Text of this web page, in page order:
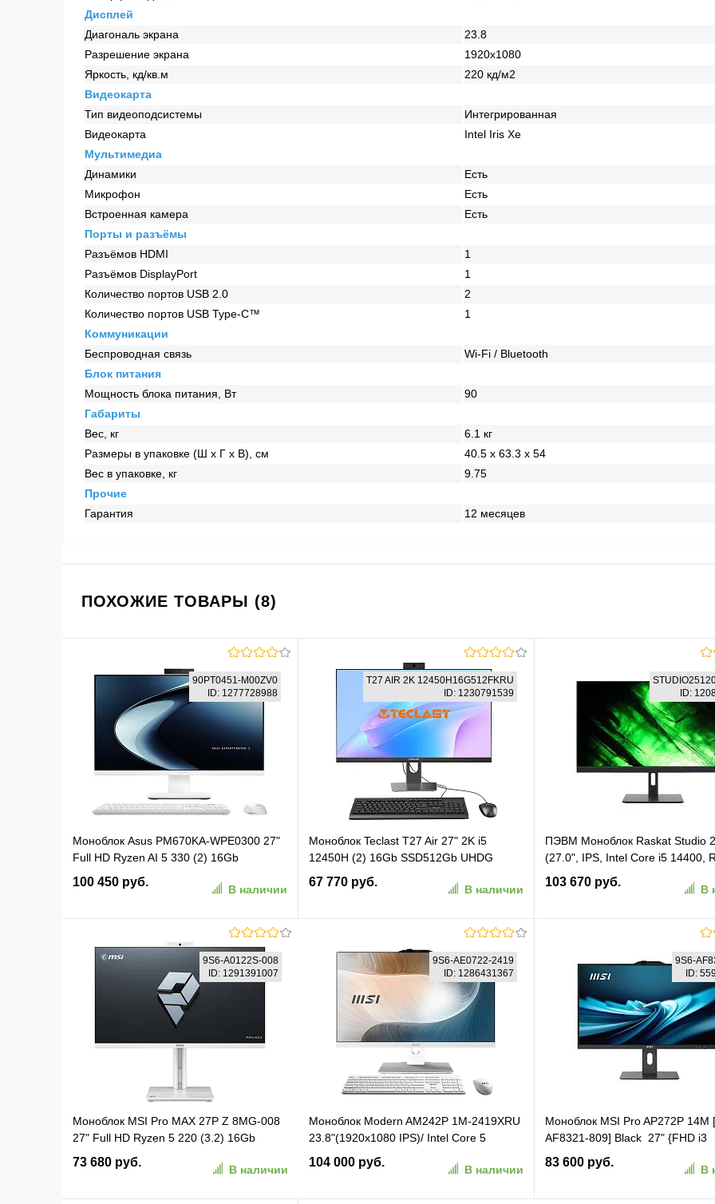
Дисплей
Диагональ экрана
23.8
Разрешение экрана
1920х1080
Яркость, кд/кв.м
220 кд/м2
Видеокарта
Тип видеоподсистемы
Интегрированная
Видеокарта
Intel Iris Xe
Мультимедиа
Динамики
Есть
Микрофон
Есть
Встроенная камера
Есть
Порты и разъёмы
Разъёмов HDMI
1
Разъёмов DisplayPort
1
Количество портов USB 2.0
2
Количество портов USB Type-C™
1
Коммуникации
Беспроводная связь
Wi-Fi / Bluetooth
Блок питания
Мощность блока питания, Вт
90
Габариты
Вес, кг
6.1 кг
Размеры в упаковке (Ш x Г x В), см
40.5 x 63.3 x 54
Вес в упаковке, кг
9.75
Прочие
Гарантия
12 месяцев
ПОХОЖИЕ ТОВАРЫ (8)
90PT0451-M00ZV0
ID: 1277728988
Моноблок Asus PM670KA-WPE0300 27"
Full HD Ryzen AI 5 330 (2) 16Gb
SSD512Gb RGr без ОС GbitEth WiFi BT
120W клавиатура мышь Cam белый
100 450 руб.
В наличии
В корзину
T27 AIR 2K 12450H16G512FKRU
ID: 1230791539
Моноблок Teclast T27 Air 27" 2K i5
12450H (2) 16Gb SSD512Gb UHDG
Windows 11 Pro GbitEth WiFi BT 120W
клавиатура мышь Cam черный
67 770 руб.
В наличии
В корзину
В избранное К сравнению
ID:
ПЭВМ Моноблок Raskat Studio
(27.0", IPS, Intel Core i5 14400,
16Gb, SSD 512Gb, 120W, No OS)
(STUDIO25120239167)
103 670 руб.
В
В корзину
В избранное К
9S6-A0122S-008
ID: 1291391007
Моноблок MSI Pro MAX 27P Z 8MG-008
27" Full HD Ryzen 5 220 (3.2) 16Gb
SSD512Gb RGr без ОС WiFi BT
клавиатура мышь Cam белый
73 680 руб.
В наличии
9S6-AE0722-2419
ID: 1286431367
Моноблок Modern AM242P 1M-2419XRU
23.8"(1920x1080 IPS)/ Intel Core 5
120U(1.4Ghz)/ 16384Mb/ 512PCISSDGb/
noDVD/ Int:Intel® Graphics/ Cam/ BT/
104 000 руб.
В наличии
9S6-
ID:
Моноблок MSI Pro AP272P 14M
AF8321-809] Black 27" {FHD i3
14100(3.5Ghz)/ 16Gb/
UHD 730/ DOS + Wireless KB+M}
83 600 руб.
В